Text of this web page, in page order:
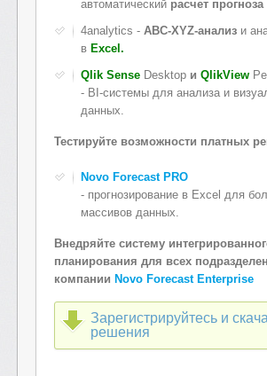
автоматический расчет прогноза
4analytics - ABC-XYZ-анализ и
в Excel.
Qlik Sense Desktop и QlikView
- BI-системы для анализа и
данных.
Тестируйте возможности платных
Novo Forecast PRO
- прогнозирование в Excel для
массивов данных.
Внедряйте систему
планирования для всех
компании Novo Forecast Enterprise
Зарегистрируйтесь и
решения